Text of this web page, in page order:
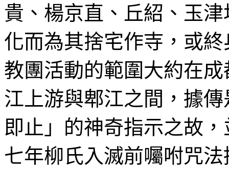
貴、楊京直、丘紹、玉
化而為其捨宅作寺，或
教團活動的範圍大約在
江上游與郫江之間，據
即止」的神奇指示之故
七年柳氏入滅前囑咐咒